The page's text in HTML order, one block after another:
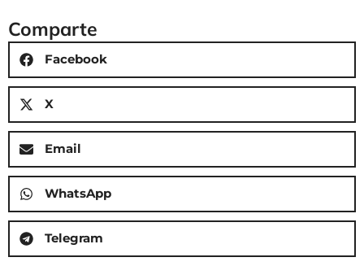
Comparte
Facebook
X
Email
WhatsApp
Telegram